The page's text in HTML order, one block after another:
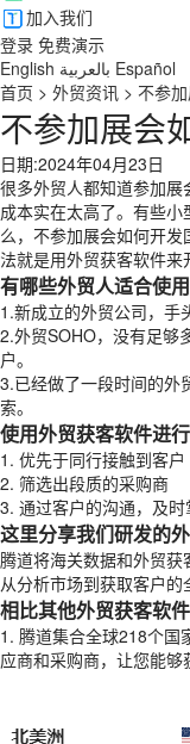
加入我们
登录 免费演示
English بالعربية Español
首页 > 外贸资讯 > 不参
不参加展会
日期:2024年04月23日
很多外贸人都知道参加
成本实在太高了。有些
么，不参加展会如何开
法就是用外贸获客软件来
有哪些外贸人适合使
1.新成立的外贸公司，手
2.外贸SOHO，没有足够
户。
3.已经做了一段时间的外
索。
使用外贸获客软件进
1. 优先于同行接触到客户
2. 筛选出段质的采购商
3. 通过客户的沟通，及时
这里分享我们研发的
腾道将海关数据和外贸
从分析市场到获取客户的
相比其他外贸获客软
1. 腾道集合全球218个国
应商和采购商，让您能够